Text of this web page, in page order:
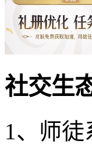
社交生
1、师